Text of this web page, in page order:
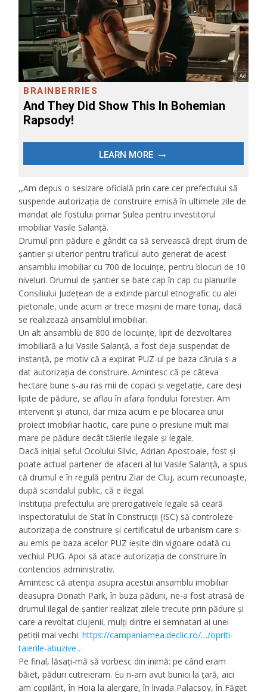
,,Am depus o sesizare oficială prin care cer prefectului să
suspende autorizația de construire emisă în ultimele zile de
mandat ale fostului primar Șulea pentru investitorul
imobiliar Vasile Salanță.
Drumul prin pădure e gândit ca să servească drept drum de
șantier și ulterior pentru traficul auto generat de acest
ansamblu imobiliar cu 700 de locuințe, pentru blocuri de 10
niveluri. Drumul de șantier se bate cap în cap cu planurile
Consiliului Județean de a extinde parcul etnografic cu alei
pietonale, unde acum ar trece mașini de mare tonaj, dacă
se realizează ansamblul imobiliar.
Un alt ansamblu de 800 de locuințe, lipit de dezvoltarea
imobiliară a lui Vasile Salanță, a fost deja suspendat de
instanță, pe motiv că a expirat PUZ-ul pe baza căruia s-a
dat autorizația de construire. Amintesc că pe câteva
hectare bune s-au ras mii de copaci și vegetație, care deși
lipite de pădure, se aflau în afara fondului forestier. Am
intervenit și atunci, dar miza acum e pe blocarea unui
proiect imobiliar haotic, care pune o presiune mult mai
mare pe pădure decât tăierile ilegale și legale.
Dacă inițial șeful Ocolului Silvic, Adrian Apostoaie, fost și
poate actual partener de afaceri al lui Vasile Salanță, a spus
că drumul e în regulă pentru Ziar de Cluj, acum recunoaște,
după scandalul public, că e ilegal.
Instituția prefectului are prerogativele legale să ceară
Inspectoratului de Stat în Construcții (ISC) să controleze
autorizația de construire și certificatul de urbanism care s-
au emis pe baza acelor PUZ ieșite din vigoare odată cu
vechiul PUG. Apoi să atace autorizația de construire în
contencios administrativ.
Amintesc că atenția asupra acestui ansamblu imobiliar
deasupra Donath Park, în buza pădurii, ne-a fost atrasă de
drumul ilegal de șantier realizat zilele trecute prin pădure și
care a revoltat clujenii, mulți dintre ei semnatari ai unei
petiții mai vechi:https://campaniamea.declic.ro/…/opriti-
taierile-abuzive…
Pe final, lăsați-mă să vorbesc din inimă: pe când eram
băiet, păduri cutreieram. Eu n-am avut bunici la țară, aici
am copilărit, în Hoia la alergare, în livada Palacsoy, în Făget